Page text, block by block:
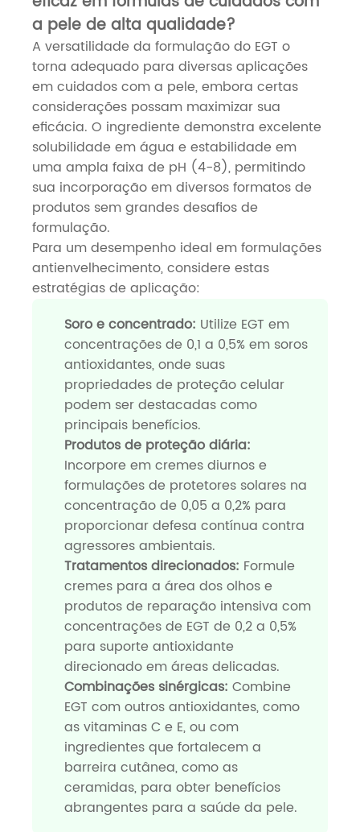
a pele de alta qualidade?
A versatilidade da formulação do EGT o
torna adequado para diversas aplicações
em cuidados com a pele, embora certas
considerações possam maximizar sua
eficácia. O ingrediente demonstra excelente
solubilidade em água e estabilidade em
uma ampla faixa de pH (4-8), permitindo
sua incorporação em diversos formatos de
produtos sem grandes desafios de
formulação.
Para um desempenho ideal em formulações
antienvelhecimento, considere estas
estratégias de aplicação:
Soro e concentrado: Utilize EGT em
concentrações de 0,1 a 0,5% em soros
antioxidantes, onde suas
propriedades de proteção celular
podem ser destacadas como
principais benefícios.
Produtos de proteção diária:
Incorpore em cremes diurnos e
formulações de protetores solares na
concentração de 0,05 a 0,2% para
proporcionar defesa contínua contra
agressores ambientais.
Tratamentos direcionados: Formule
cremes para a área dos olhos e
produtos de reparação intensiva com
concentrações de EGT de 0,2 a 0,5%
para suporte antioxidante
direcionado em áreas delicadas.
Combinações sinérgicas: Combine
EGT com outros antioxidantes, como
as vitaminas C e E, ou com
ingredientes que fortalecem a
barreira cutânea, como as
ceramidas, para obter benefícios
abrangentes para a saúde da pele.